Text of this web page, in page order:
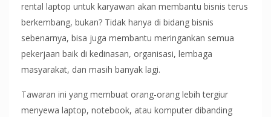
rental laptop untuk karyawan akan membantu bisnis terus
berkembang, bukan? Tidak hanya di bidang bisnis
sebenarnya, bisa juga membantu meringankan semua
pekerjaan baik di kedinasan, organisasi, lembaga
masyarakat, dan masih banyak lagi.
Tawaran ini yang membuat orang-orang lebih tergiur
menyewa laptop, notebook, atau komputer dibanding